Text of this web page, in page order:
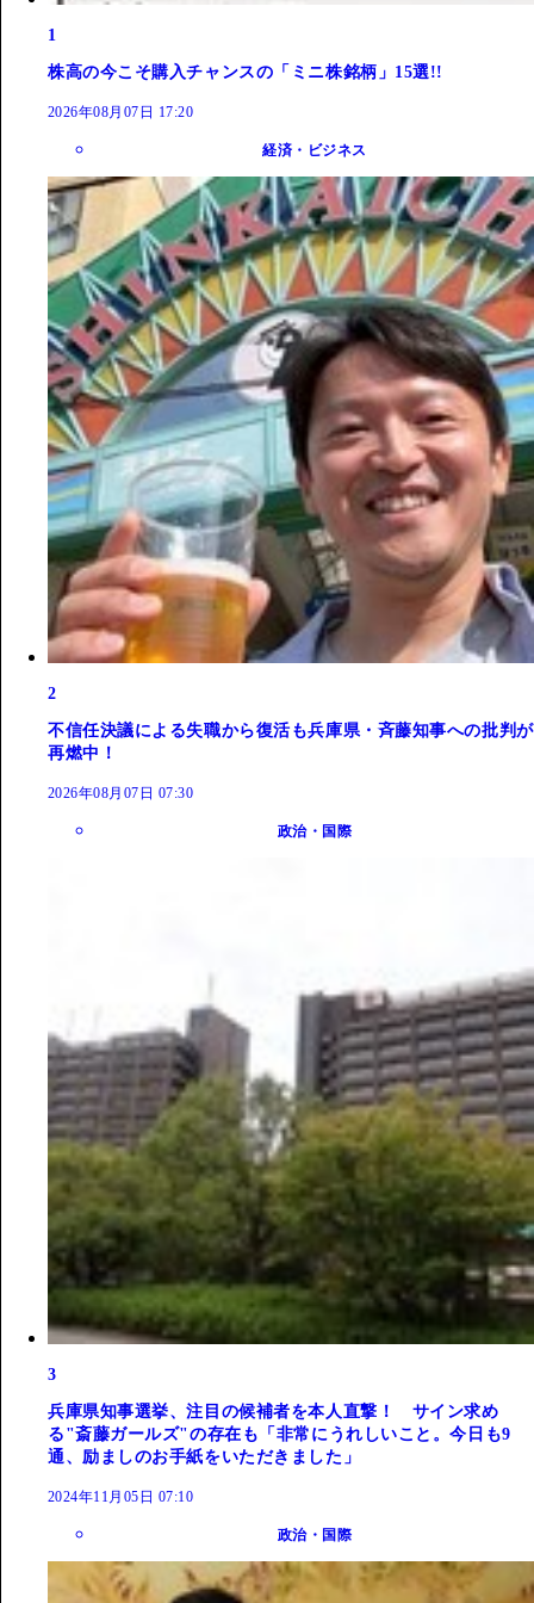
1
株高の今こそ購入チャンスの「ミニ株銘柄」15選!!
2026年08月07日 17:20
経済・ビジネス
2
不信任決議による失職から復活も兵庫県・斉藤知事への批判が
再燃中！
2026年08月07日 07:30
政治・国際
3
兵庫県知事選挙、注目の候補者を本人直撃！ サイン求め
る"斎藤ガールズ"の存在も「非常にうれしいこと。今日も9
通、励ましのお手紙をいただきました」
2024年11月05日 07:10
政治・国際